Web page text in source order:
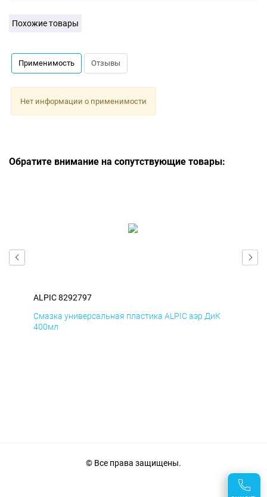
Похожие товары
Применимость Отзывы
Нет информации о применимости
Обратите внимание на сопутствующие товары:
ALPIC 8292797
Смазка универсальная пластика ALPIC аэр ДиК
400мл
© Все права защищены.